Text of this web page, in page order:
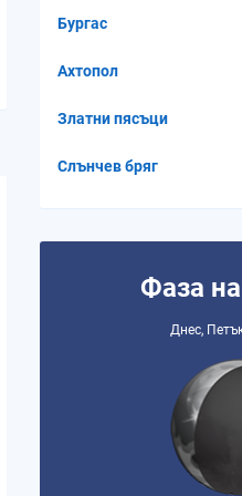
Бургас
Ахтопол
Златни пясъци
Слънчев бряг
Фаза
Днес,